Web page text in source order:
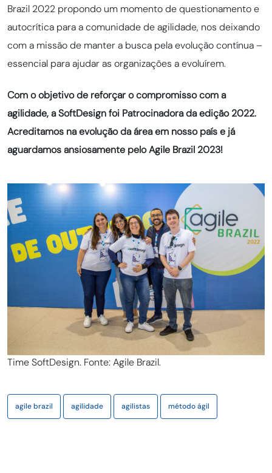
Brazil 2022 propondo um momento de questionamento e
autocrítica para a comunidade de agilidade, nos deixando
com a missão de manter a busca pela evolução contínua –
essencial para ajudar as organizações a evoluírem.
Com o objetivo de reforçar o compromisso com a
agilidade, a SoftDesign foi Patrocinadora da edição 2022.
Acreditamos na evolução da área em nosso país e já
aguardamos ansiosamente pelo Agile Brazil 2023!
Time SoftDesign. Fonte: Agile Brazil.
agile brazil agilidade agilistas método ágil